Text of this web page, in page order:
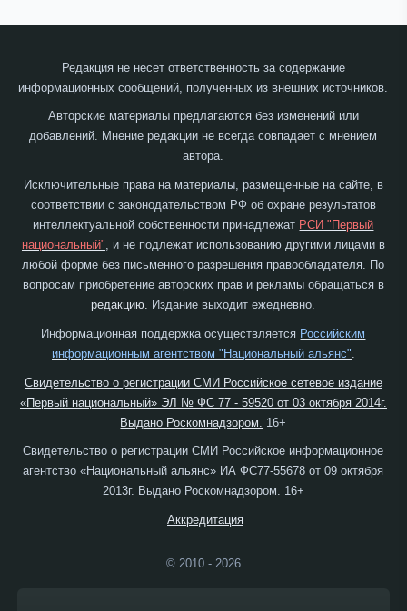
Редакция не несет ответственность за содержание
информационных сообщений, полученных из внешних источников.
Авторские материалы предлагаются без изменений или
добавлений. Мнение редакции не всегда совпадает с мнением
автора.
Исключительные права на материалы, размещенные на сайте, в
соответствии с законодательством РФ об охране результатов
интеллектуальной собственности принадлежат РСИ "Первый
национальный", и не подлежат использованию другими лицами в
любой форме без письменного разрешения правообладателя. По
вопросам приобретение авторских прав и рекламы обращаться в
редакцию. Издание выходит ежедневно.
Информационная поддержка осуществляется Российским
информационным агентством "Национальный альянс"
Свидетельство о регистрации СМИ Российское сетевое издание
«Первый национальный» ЭЛ № ФС 77 - 59520 от 03 октября 2014г.
Выдано Роскомнадзором.
16+
Свидетельство о регистрации СМИ Российское информационное
агентство «Национальный альянс» ИА ФС77-55678 от 09 октября
2013г. Выдано Роскомнадзором. 16+
Аккредитация
© 2010 - 2026